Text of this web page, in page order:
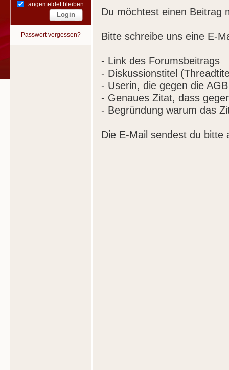
angemeldet bleiben
Passwort vergessen?
Du möchtest einen Beitrag
Bitte schreibe uns eine E-
- Link des Forumsbeitrags
- Diskussionstitel
- Userin, die gegen die
- Genaues Zitat, dass
- Begründung warum das
Die E-Mail sendest du bitte